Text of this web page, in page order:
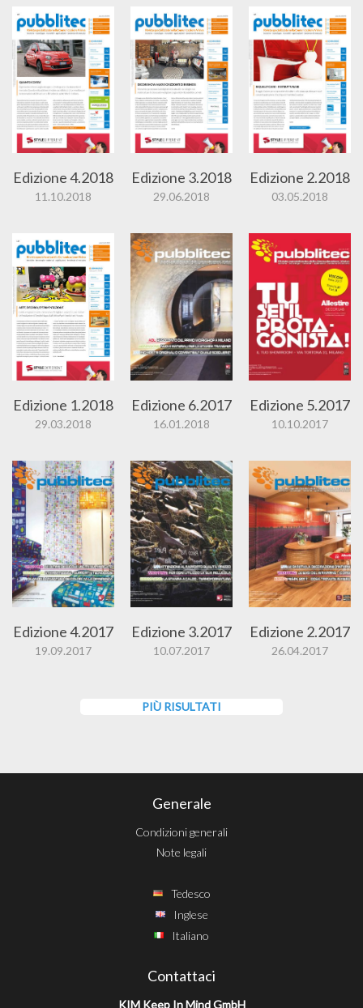
Edizione 4.2018
11.10.2018
Edizione 3.2018
29.06.2018
Edizione 2.2018
03.05.2018
Edizione 1.2018
29.03.2018
Edizione 6.2017
16.01.2018
Edizione 5.2017
10.10.2017
Edizione 4.2017
19.09.2017
Edizione 3.2017
10.07.2017
Edizione 2.2017
26.04.2017
PIÙ RISULTATI
Generale
Condizioni generali
Note legali
Tedesco
Inglese
Italiano
Contattaci
KIM Keep In Mind GmbH